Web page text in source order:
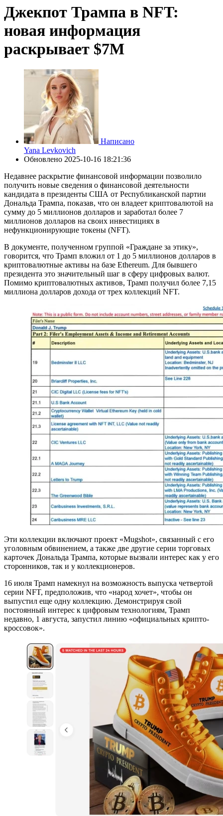
Джекпот Трампа в NFT:
новая информация
раскрывает $7M
Написано
Yana Levkovich
Обновлено 2025-10-16 18:21:36
Недавнее раскрытие финансовой информации позволило
получить новые сведения о финансовой деятельности
кандидата в президенты США от Республиканской партии
Дональда Трампа, показав, что он владеет криптовалютой на
сумму до 5 миллионов долларов и заработал более 7
миллионов долларов на своих инвестициях в
нефункционирующие токены (NFT).
В документе, полученном группой «Граждане за этику»,
говорится, что Трамп вложил от 1 до 5 миллионов долларов в
криптовалютные активы на базе Ethereum. Для бывшего
президента это значительный шаг в сферу цифровых валют.
Помимо криптовалютных активов, Трамп получил более 7,15
миллиона долларов дохода от трех коллекций NFT.
Эти коллекции включают проект «Mugshot», связанный с его
уголовным обвинением, а также две другие серии торговых
карточек Дональда Трампа, которые вызвали интерес как у его
сторонников, так и у коллекционеров.
16 июля Трамп намекнул на возможность выпуска четвертой
серии NFT, предположив, что «народ хочет», чтобы он
выпустил еще одну коллекцию. Демонстрируя свой
постоянный интерес к цифровым технологиям, Трамп
недавно, 1 августа, запустил линию «официальных крипто-
кроссовок».